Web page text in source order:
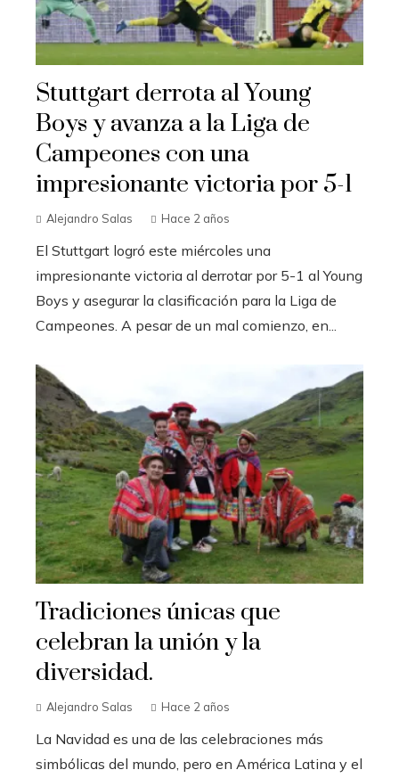
Stuttgart derrota al Young
Boys y avanza a la Liga de
Campeones con una
impresionante victoria por 5-1
Alejandro Salas Hace 2 años
El Stuttgart logró este miércoles una
impresionante victoria al derrotar por 5-1 al Young
Boys y asegurar la clasificación para la Liga de
Campeones. A pesar de un mal comienzo, en...
Tradiciones únicas que
celebran la unión y la
diversidad.
Alejandro Salas Hace 2 años
La Navidad es una de las celebraciones más
simbólicas del mundo, pero en América Latina y el